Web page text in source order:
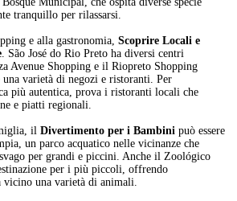
tranquillo per rilassarsi.
e alla gastronomia, Scoprire Locali e
. São José do Rio Preto ha diversi centri
Avenue Shopping e il Riopreto Shopping
varietà di negozi e ristoranti. Per
più autentica, prova i ristoranti locali che
e piatti regionali.
il Divertimento per i Bambinipuò essere
un parco acquatico nelle vicinanze che
per grandi e piccini. Anche il Zoológico
per i più piccoli, offrendo
vicino una varietà di animali.